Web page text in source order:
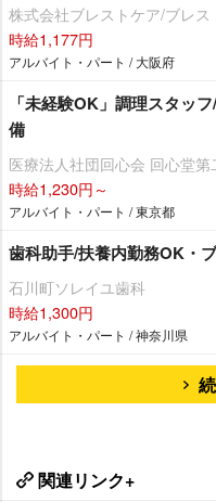
株式会社ブレストケア/ブレス
時給1,177円
アルバイト・パート / 大阪府
「未経験OK」調理スタッ
備
医療法人社団回心会 回心堂第
時給1,230円～
アルバイト・パート / 東京都
歯科助手/扶養内勤務OK・
石川町ソレイユ歯科
時給1,300円
アルバイト・パート / 神奈川県
関連リンク+